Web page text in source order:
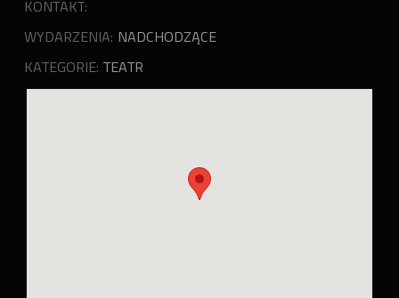
KONTAKT:
WYDARZENIA: NADCHODZĄCE
KATEGORIE: TEATR